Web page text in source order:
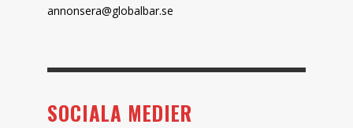
annonsera@globalbar.se
SOCIALA MEDIER